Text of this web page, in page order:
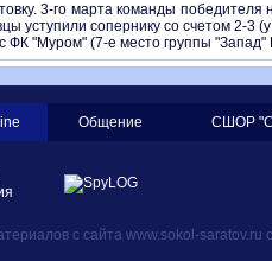
3-го марта команды победителя
уступили сопернику со счетом 2-3
ФК "Муром" (7-е место группы
Общение СШОР
с сайта www.sokol-saratov.ru